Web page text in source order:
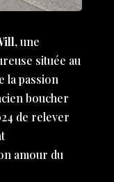
, une
située au
la passion
boucher
de relever
amour du